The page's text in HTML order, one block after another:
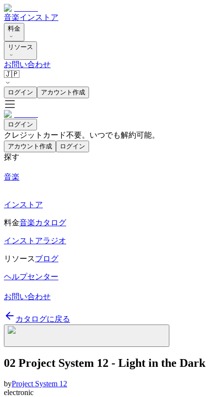
音楽インストア
料金
リソース
お問い合わせ
🇯🇵
ログイン アカウント作成
ログイン
クレジットカード不要。いつでも解約可能。
アカウント作成 ログイン
探す
音楽
インストア
料金音楽カタログ
インストアラジオ
リソースブログ
ヘルプセンター
お問い合わせ
カタログに戻る
02 Project System 12 - Light in the Dark
byProject System 12
electronic